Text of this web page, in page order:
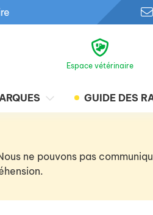
Espace vétérinaire
GUIDE DES
ne pouvons pas